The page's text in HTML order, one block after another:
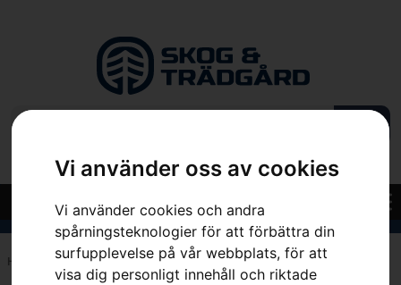
Vi använder oss av cookies
Vi använder cookies och andra
spårningsteknologier för att förbättra din
surfupplevelse på vår webbplats, för att
visa dig personligt innehåll och riktade
Hem 7392930735538